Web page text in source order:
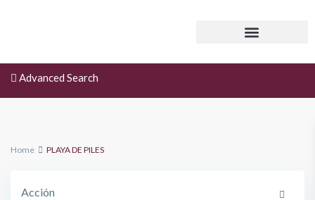
Advanced Search
Home PLAYA DE PILES
Acción